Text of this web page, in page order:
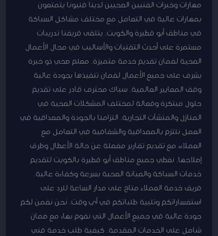
مهارات وخبرات الفنيين الصحيين لدينا فنيونا يتمتعون
بمهارات عالية في التعامل مع مختلف مشاكل السباكة
في مناطق أبو فطيرة والكويت. يتلقى فريقنا تدريبات
مستمرة على أحدث التقنيات والأساليب في مجال الأعمال
الصحية لضمان تقديم خدمة متميزة. معلم صحي ذو خبرة
يشرف على جميع الأعمال لضمان تنفيذها بجودة عالية
وفق المعايير العالمية. سباك محترف قادر على تقديم
حلول مبتكرة وفعالة لمختلف المشكلات الصحية في
المنازل والمنشآت التجارية. التزامنا بالجودة والمصداقية في
العمل نلتزم بالمصداقية والشفافية في التعامل مع
العملاء، مع تقديم تقارير مفصلة عن حالة الأعطال وطرق
إصلاحها. نغطي جميع مناطق أبو فطيرة بالكويت لتقديم
خدمات السباكة والصيانة الصحية بسرعة وكفاءة عالية.
فريق خدمة العملاء متاح على مدار الساعة للرد على
استفساراتكم وتلبية طلباتكم في أي وقت. نحن نضمن لكم
جودة عالية في جميع الأعمال التي نقوم بها، مع ضمان
شامل على الخدمات المقدمة. كيفية طلب خدمة فني